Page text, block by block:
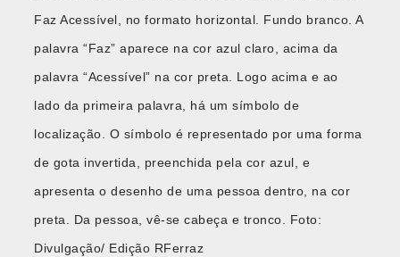
Faz Acessível, no formato horizontal. Fundo branco. A
palavra “Faz” aparece na cor azul claro, acima da
palavra “Acessível” na cor preta. Logo acima e ao
lado da primeira palavra, há um símbolo de
localização. O símbolo é representado por uma forma
de gota invertida, preenchida pela cor azul, e
apresenta o desenho de uma pessoa dentro, na cor
preta. Da pessoa, vê-se cabeça e tronco. Foto:
Divulgação/ Edição RFerraz